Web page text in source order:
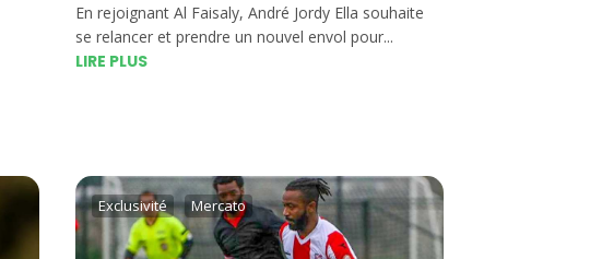
En rejoignant Al Faisaly, André Jordy Ella souhaite
se relancer et prendre un nouvel envol pour...
LIRE PLUS
Exclusivité Mercato